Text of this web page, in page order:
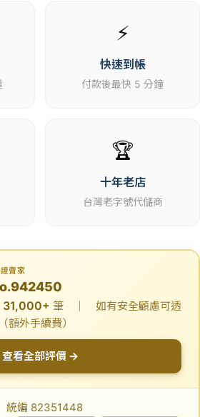
⚡
快速到帳
付款後最快 5 分鐘
🏆
十年老店
台灣老字號代儲商
賣家
31,000+ 筆 ｜ 如有安全顧慮可透
額外手續費）
查看全部評價 →
統編 82351448